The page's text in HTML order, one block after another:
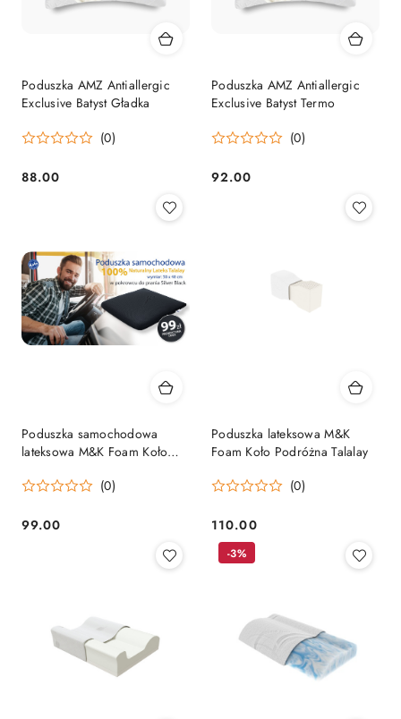
Poduszka AMZ Antiallergic
Exclusive Batyst Gładka
(0)
Cena:
88.00
Poduszka AMZ Antiallergic
Exclusive Batyst Termo
(0)
Cena:
92.00
Poduszka samochodowa
lateksowa M&K Foam Koło
(0)
Cena:
99.00
Poduszka lateksowa M&K
Foam Koło Podróżna Talalay
(0)
Cena:
110.00
-3%